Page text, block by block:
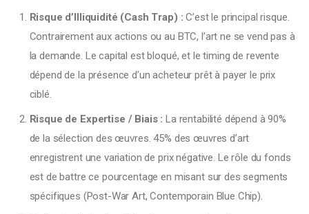
Risque d’Illiquidité (Cash Trap) : C’est le principal risque.
Contrairement aux actions ou au BTC, l’art ne se vend pas à
la demande. Le capital est bloqué, et le timing de revente
dépend de la présence d’un acheteur prêt à payer le prix
ciblé.
Risque de Expertise / Biais : La rentabilité dépend à 90%
de la sélection des œuvres. 45% des œuvres d’art
enregistrent une variation de prix négative. Le rôle du fonds
est de battre ce pourcentage en misant sur des segments
spécifiques (Post-War Art, Contemporain Blue Chip).